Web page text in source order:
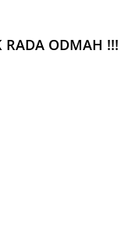
RADA ODMAH !!!